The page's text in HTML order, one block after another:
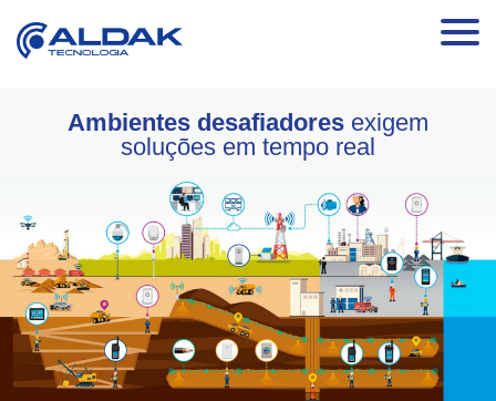
Ambientes desafiadores exigem
soluções em tempo real